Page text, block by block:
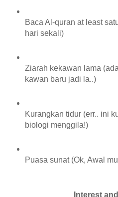
Baca Al-quran at least
hari sekali)
Ziarah kekawan lama
kawan baru jadi la..)
Kurangkan tidur (err.. ini
biologi menggila!)
Puasa sunat (Ok, Awal
Interest